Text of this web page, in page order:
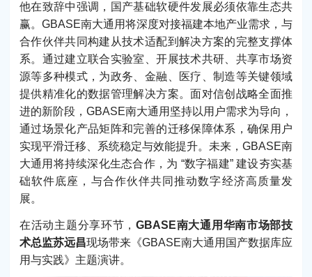
他在致辞中强调，国产基础软硬件发展必须依靠生态共
赢。GBASE南大通用将深度对接福建本地产业需求，与
合作伙伴共同构建从技术适配到解决方案的完整支撑体
系。通过建立联合实验室、开展技术共研、共享市场资
源等多种模式，为政务、金融、医疗、制造等关键领域
提供精准化的数据管理解决方案。面对信创战略全面推
进的新阶段，GBASE南大通用坚持以用户需求为导向，
通过场景化产品矩阵和完善的迁移保障体系，确保用户
实现平滑迁移、系统稳定与效能提升。未来，GBASE南
大通用将持续深化生态合作，为 “数字福建” 建设夯实基
础软件底座，与合作伙伴共同推动数字经济高质量发
展。
在活动主题分享环节， GBASE南大通用华南市场部技
术总监苏远昌现场带来《GBASE南大通用国产数据库应
用与实践》主题演讲。